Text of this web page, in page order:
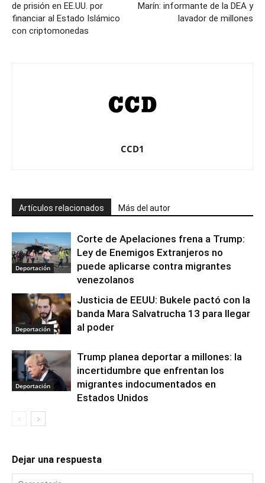
de prisión en EE.UU. por
financiar al Estado Islámico
con criptomonedas
Marín: informante de la DEA y
lavador de millones
CCD1
Artículos relacionados Más del autor
Deportación
Corte de Apelaciones frena a Trump:
Ley de Enemigos Extranjeros no
puede aplicarse contra migrantes
venezolanos
Deportación
Justicia de EEUU: Bukele pactó con la
banda Mara Salvatrucha 13 para llegar
al poder
Deportación
Trump planea deportar a millones: la
incertidumbre que enfrentan los
migrantes indocumentados en
Estados Unidos
Dejar una respuesta